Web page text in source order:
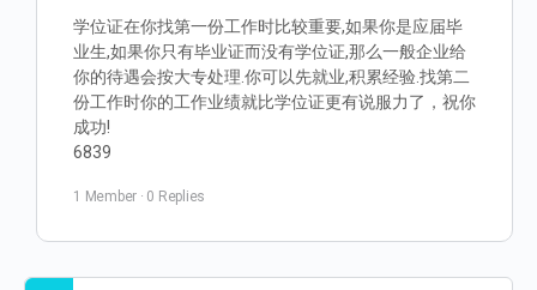
学位证在你找第一份工作时比较重要,如果你是应届毕
业生,如果你只有毕业证而没有学位证,那么一般企业给
你的待遇会按大专处理.你可以先就业,积累经验.找第二
份工作时你的工作业绩就比学位证更有说服力了，祝你
成功!
6839
1 Member · 0 Replies